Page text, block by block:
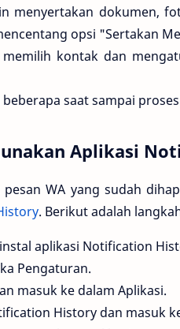
menyertakan dokumen,
opsi "Sertakan
memilih kontak dan
saat sampai
Aplikasi
pesan WA yang sudah
. Berikut adalah
aplikasi Notification
Pengaturan.
masuk ke dalam Aplikasi.
History dan masuk